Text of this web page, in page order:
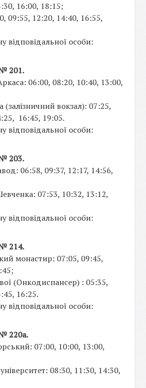
16:00, 18:15;
09:55, 12:20, 14:40, 16:55,
відповідальної особи:
201.
06:00, 08:20, 10:40, 13:00,
(залізничний вокзал): 07:25,
16:45, 19:05.
відповідальної особи:
203.
06:58, 09:37, 12:17, 14:56,
07:53, 10:32, 13:12,
відповідальної особи:
214.
монастир: 07:05, 09:45,
(Онкодиспансер) : 05:35,
16:25.
відповідальної особи:
220а.
07:00, 10:00, 13:00,
08:30, 11:30, 14:30,